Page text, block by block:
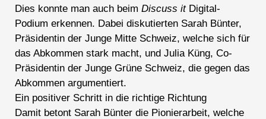
Dies konnte man auch beim Discuss it Digital-
Podium erkennen. Dabei diskutierten Sarah Bünter,
Präsidentin der Junge Mitte Schweiz, welche sich für
das Abkommen stark macht, und Julia Küng, Co-
Präsidentin der Junge Grüne Schweiz, die gegen das
Abkommen argumentiert.
Ein positiver Schritt in die richtige Richtung
Damit betont Sarah Bünter die Pionierarbeit, welche